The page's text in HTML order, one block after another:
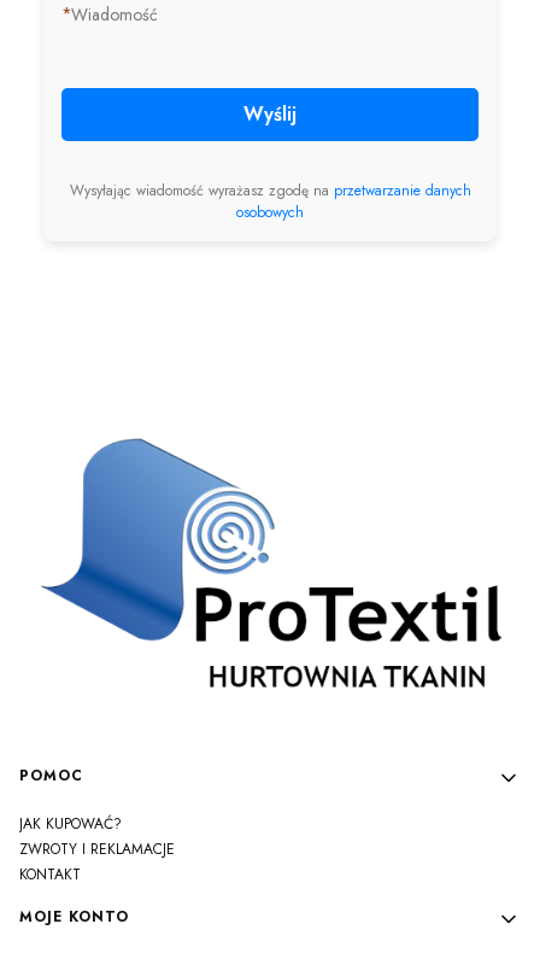
*Wiadomość
Wyślij
Wysyłając wiadomość wyrażasz zgodę na przetwarzanie danych
osobowych
Linki w stopce
POMOC
JAK KUPOWAĆ?
ZWROTY I REKLAMACJE
KONTAKT
MOJE KONTO